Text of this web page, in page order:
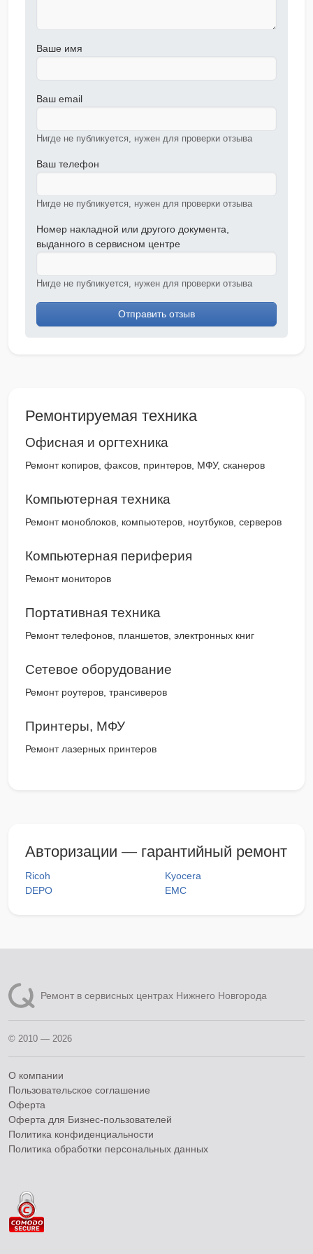
Ваше имя
Ваш email
Нигде не публикуется, нужен для проверки отзыва
Ваш телефон
Нигде не публикуется, нужен для проверки отзыва
Номер накладной или другого документа,
выданного в сервисном центре
Нигде не публикуется, нужен для проверки отзыва
Отправить отзыв
Ремонтируемая техника
Офисная и оргтехника
Ремонт копиров, факсов, принтеров, МФУ, сканеров
Компьютерная техника
Ремонт моноблоков, компьютеров, ноутбуков, серверов
Компьютерная периферия
Ремонт мониторов
Портативная техника
Ремонт телефонов, планшетов, электронных книг
Сетевое оборудование
Ремонт роутеров, трансиверов
Принтеры, МФУ
Ремонт лазерных принтеров
Авторизации — гарантийный ремонт
Ricoh
Kyocera
DEPO
EMC
Ремонт в сервисных центрах Нижнего Новгорода
© 2010 — 2026
О компании
Пользовательское соглашение
Оферта
Оферта для Бизнес-пользователей
Политика конфиденциальности
Политика обработки персональных данных